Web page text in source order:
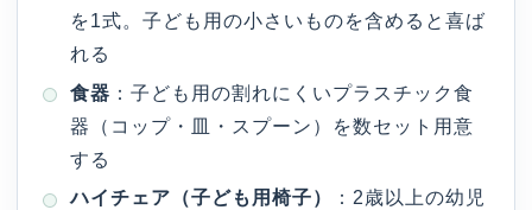
を1式。子ども用の小さいものを含めると喜ば
れる
食器 ：子ども用の割れにくいプラスチック食
器（コップ・皿・スプーン）を数セット用意
する
ハイチェア（子ども用椅子）
：2歳以上の幼児